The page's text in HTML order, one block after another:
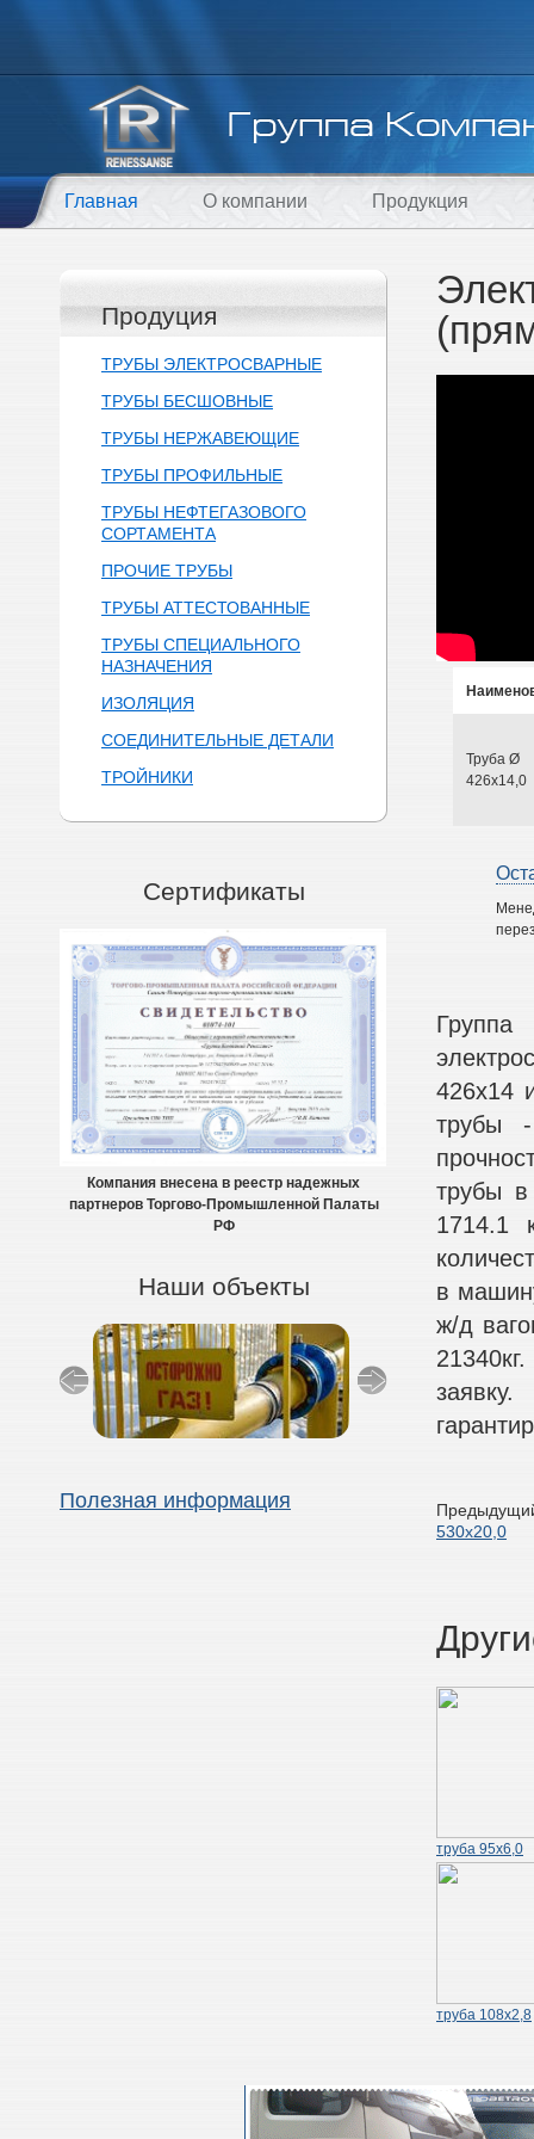
Главная О компании Продукция
Продуция
ТРУБЫ ЭЛЕКТРОСВАРНЫЕ
ТРУБЫ БЕСШОВНЫЕ
ТРУБЫ НЕРЖАВЕЮЩИЕ
ТРУБЫ ПРОФИЛЬНЫЕ
ТРУБЫ НЕФТЕГАЗОВОГО
СОРТАМЕНТА
ПРОЧИЕ ТРУБЫ
ТРУБЫ АТТЕСТОВАННЫЕ
ТРУБЫ СПЕЦИАЛЬНОГО
НАЗНАЧЕНИЯ
ИЗОЛЯЦИЯ
СОЕДИНИТЕЛЬНЫЕ ДЕТАЛИ
ТРОЙНИКИ
Сертификаты
Компания внесена в реестр надежных
партнеров Торгово-Промышленной Палаты
РФ
Наши объекты
Полезная информация
Труба Ø
426х14,0
Группа
426х14
трубы
трубы
1714.1
в
ж/д
530х20,0
труба 95х6,0
труба 108х2,8